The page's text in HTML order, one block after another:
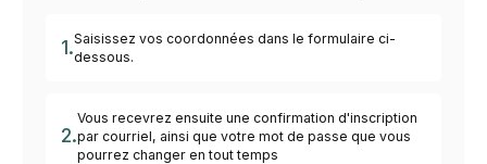
1.Saisissez vos coordonnées dans le formulaire ci-
dessous.
2.
Vous recevrez ensuite une confirmation d'inscription
par courriel, ainsi que votre mot de passe que vous
pourrez changer en tout temps